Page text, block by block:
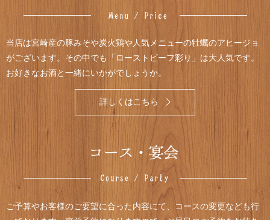
当店は宮崎産の豚みそや炭火鶏や人気メニューの牡蠣のアヒージョ
がございます。その中でも「ローストビーフ彩り」は大人気です。
お好きなお酒と一緒にいかがでしょうか。
詳しくはこちら
ご予算やお客様のご要望に合った内容にて、コースの変更なども行